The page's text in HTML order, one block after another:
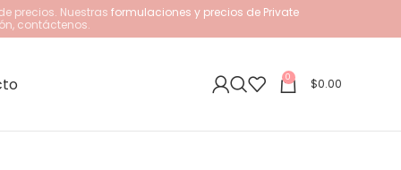
precios. Nuestras formulaciones y precios de Private
contáctenos.
0 $0.00